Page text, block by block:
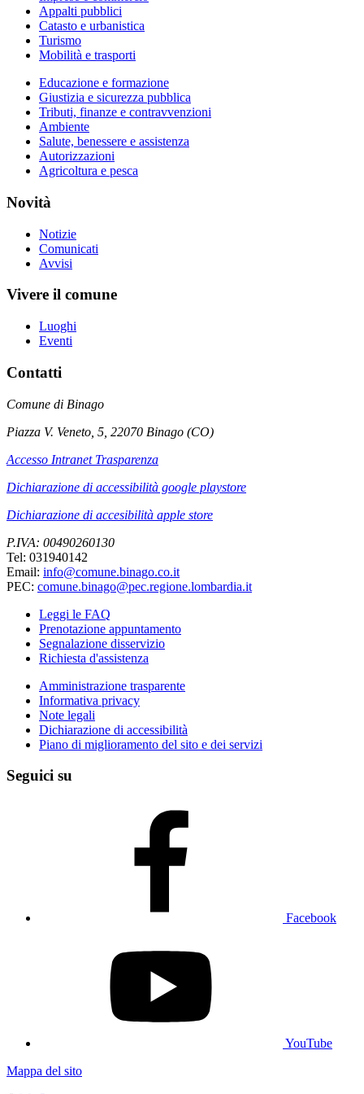
Appalti pubblici
Catasto e urbanistica
Turismo
Mobilità e trasporti
Educazione e formazione
Giustizia e sicurezza pubblica
Tributi, finanze e contravvenzioni
Ambiente
Salute, benessere e assistenza
Autorizzazioni
Agricoltura e pesca
Novità
Notizie
Comunicati
Avvisi
Vivere il comune
Luoghi
Eventi
Contatti
Comune di Binago
Piazza V. Veneto, 5, 22070 Binago (CO)
Accesso Intranet Trasparenza
Dichiarazione di accessibilità google playstore
Dichiarazione di accesibilità apple store
P.IVA: 00490260130
Tel: 031940142
Email: info@comune.binago.co.it
PEC: comune.binago@pec.regione.lombardia.it
Leggi le FAQ
Prenotazione appuntamento
Segnalazione disservizio
Richiesta d'assistenza
Amministrazione trasparente
Informativa privacy
Note legali
Dichiarazione di accessibilità
Piano di miglioramento del sito e dei servizi
Seguici su
Facebook
YouTube
Mappa del sito